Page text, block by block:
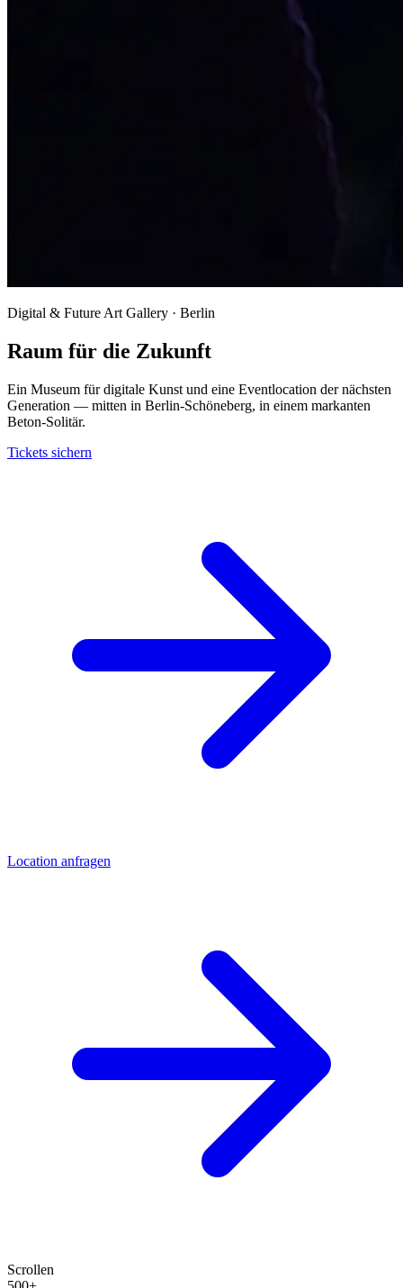
Digital & Future Art Gallery · Berlin
Raum für die Zukunft
Ein Museum für digitale Kunst und eine Eventlocation der nächsten
Generation — mitten in Berlin-Schöneberg, in einem markanten
Beton-Solitär.
Tickets sichern
Location anfragen
Scrollen